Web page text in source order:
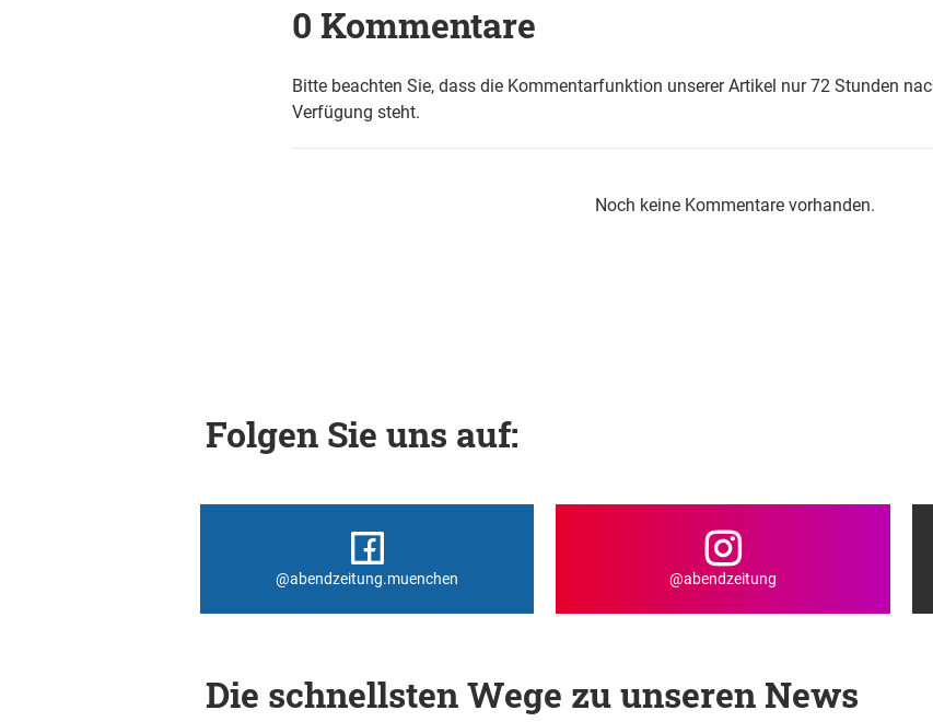
0 Kommentare
Bitte beachten Sie, dass die Kommentarfunktion unserer Artikel nur 72 Stunden
Verfügung steht.
Noch keine Kommentare vorhanden.
Folgen Sie uns auf:
@abendzeitung.muenchen @abendzeitung
Die schnellsten Wege zu unseren News